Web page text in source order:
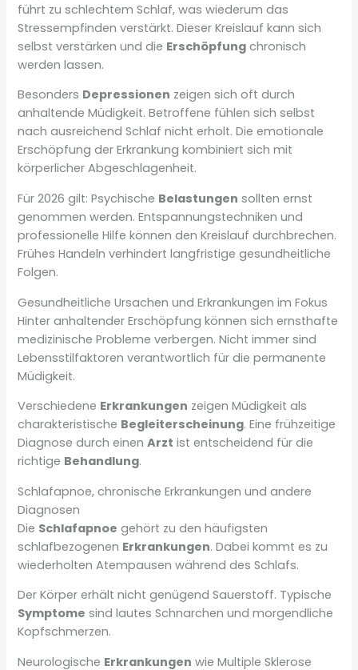
führt zu schlechtem Schlaf, was wiederum das
Stressempfinden verstärkt. Dieser Kreislauf kann sich
selbst verstärken und die Erschöpfung chronisch
werden lassen.
Besonders Depressionen zeigen sich oft durch
anhaltende Müdigkeit. Betroffene fühlen sich selbst
nach ausreichend Schlaf nicht erholt. Die emotionale
Erschöpfung der Erkrankung kombiniert sich mit
körperlicher Abgeschlagenheit.
Für 2026 gilt: Psychische Belastungen sollten ernst
genommen werden. Entspannungstechniken und
professionelle Hilfe können den Kreislauf durchbrechen.
Frühes Handeln verhindert langfristige gesundheitliche
Folgen.
Gesundheitliche Ursachen und Erkrankungen im Fokus
Hinter anhaltender Erschöpfung können sich ernsthafte
medizinische Probleme verbergen. Nicht immer sind
Lebensstilfaktoren verantwortlich für die permanente
Müdigkeit.
Verschiedene Erkrankungen zeigen Müdigkeit als
charakteristische Begleiterscheinung. Eine frühzeitige
Diagnose durch einenArzt ist entscheidend für die
richtige Behandlung.
Schlafapnoe, chronische Erkrankungen und andere
Diagnosen
Die Schlafapnoe gehört zu den häufigsten
schlafbezogenen Erkrankungen. Dabei kommt es zu
wiederholten Atempausen während des Schlafs.
Der Körper erhält nicht genügend Sauerstoff. Typische
Symptome sind lautes Schnarchen und morgendliche
Kopfschmerzen.
Neurologische Erkrankungen wie Multiple Sklerose